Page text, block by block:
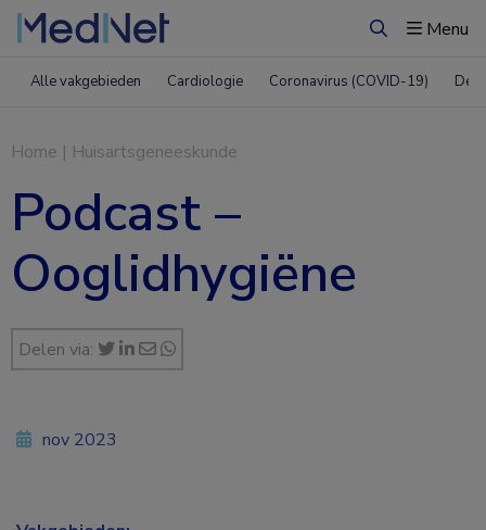
ZoekenMenu
Alle vakgebieden Cardiologie Coronavirus (COVID-19)
Home | Huisartsgeneeskunde
Podcast –
Ooglidhygiëne
Delen via:
nov 2023